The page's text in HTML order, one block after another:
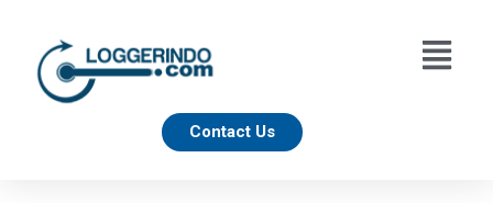
Contact Us